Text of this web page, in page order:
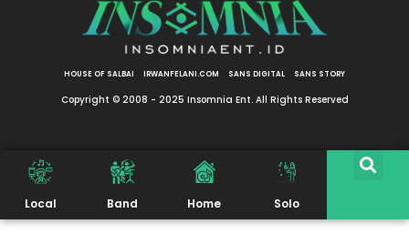
HOUSE OF SALBAI IRWANFELANI.COM SANS DIGITAL SANS STORY
Copyright © 2008 - 2025 Insomnia Ent. All Rights Reserved
Local Band Home Solo